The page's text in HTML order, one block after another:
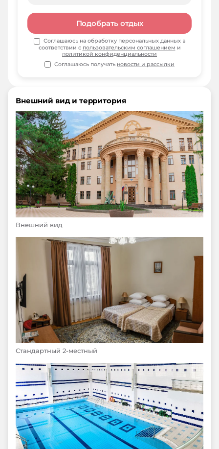
Внешний вид и территория
Внешний вид
Стандартный 2-местный
Подобрать отдых
Соглашаюсь на обработку персональных данных в
соответствии с пользовательским соглашением и
политикой конфиденциальности
Соглашаюсь получать новости и рассылки